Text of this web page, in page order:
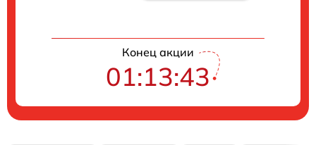
Конец акции
01:13:42